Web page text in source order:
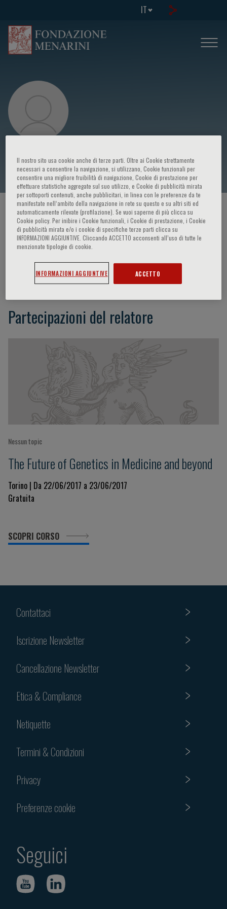
IT
Giovanni Boniolo
HOME PAGE / CORSI ED EVENTI / RELATORE
Giovanni Boniolo
Partecipazioni del relatore
Nessun topic
The Future of Genetics in Medicine and beyond
Torino | Da 22/06/2017 a 23/06/2017
Gratuita
SCOPRI CORSO
Contattaci
Iscrizione Newsletter
Cancellazione Newsletter
Etica & Compliance
Netiquette
Termini & Condizioni
Privacy
Preferenze cookie
Seguici
Il nostro sito usa cookie anche di terze parti. Oltre ai Cookie strettamente
necessari a consentire la navigazione, si utilizzano, Cookie funzionali per
consentire una migliore fruibilità di navigazione, Cookie di prestazione per
effettuare statistiche aggregate sul suo utilizzo, e Cookie di pubblicità mirata
per sottoporti contenuti, anche pubblicitari, in linea con le preferenze da te
manifestate nell‘ambito della navigazione in rete su questo e su altri siti ed
automaticamente rilevate (profilazione). Se vuoi saperne di più clicca su
Cookie policy. Per inibire i Cookie funzionali, i Cookie di prestazione, i Cookie
di pubblicità mirata e/o i cookie di specifiche terze parti clicca su
INFORMAZIONI AGGIUNTIVE. Cliccando ACCETTO acconsenti all’uso di tutte le
menzionate tipologie di cookie.
INFORMAZIONI AGGIUNTIVE ACCETTO